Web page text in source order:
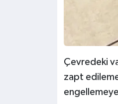
Çevredeki
zapt
engellemeye